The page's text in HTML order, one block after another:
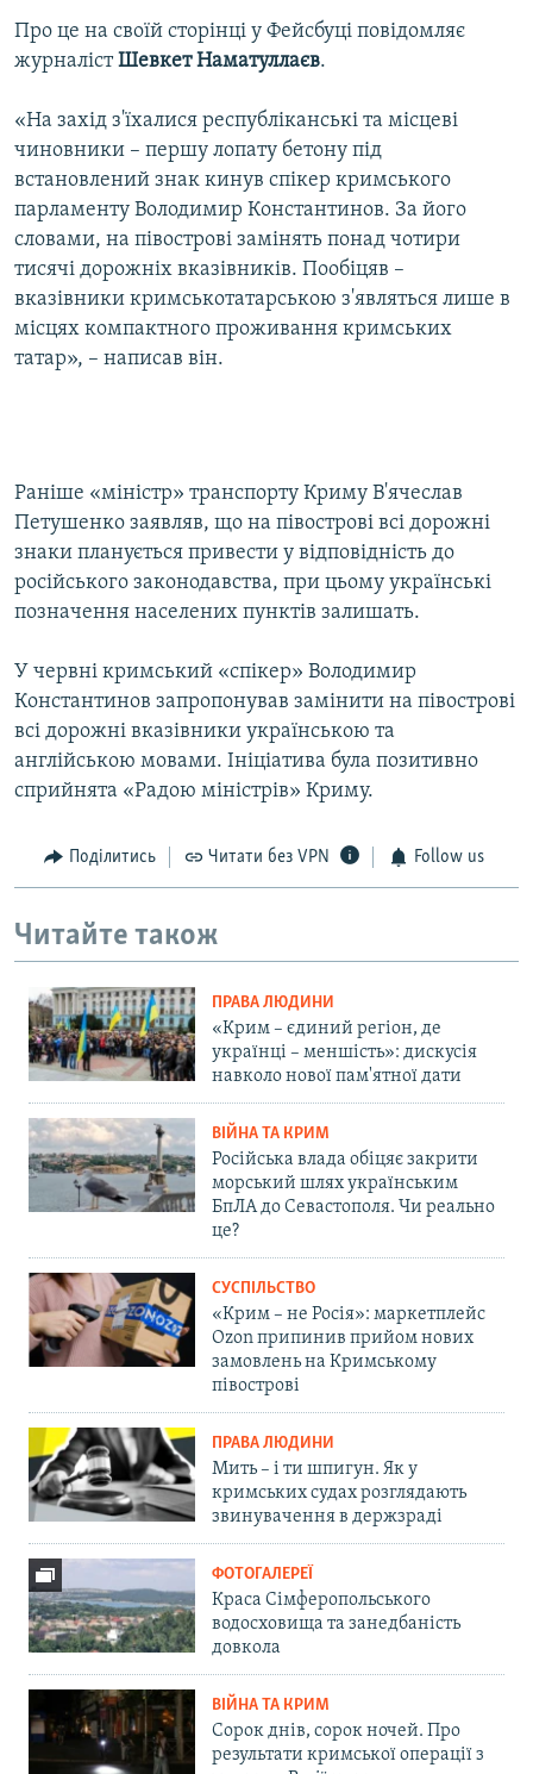
Про це на своїй сторінці у Фейсбуці повідомляє
журналістШевкет Наматуллаєв.
«На захід з'їхалися республіканські та місцеві
чиновники – першу лопату бетону під
встановлений знак кинув спікер кримського
парламенту Володимир Константинов. За його
словами, на півострові замінять понад чотири
тисячі дорожніх вказівників. Пообіцяв –
вказівники кримськотатарською з'являться лише в
місцях компактного проживання кримських
татар», – написав він.
Раніше «міністр» транспорту Криму В'ячеслав
Петушенко заявляв, що на півострові всі дорожні
знаки планується привести у відповідність до
російського законодавства, при цьому українські
позначення населених пунктів залишать.
У червні кримський «спікер» Володимир
Константинов запропонував замінити на півострові
всі дорожні вказівники українською та
англійською мовами. Ініціатива була позитивно
сприйнята «Радою міністрів» Криму.
Поділитись Читати без VPN Follow us
Читайте також
ПРАВА ЛЮДИНИ
«Крим – єдиний регіон, де
українці – меншість»: дискусія
навколо нової пам'ятної дати
ВІЙНА ТА КРИМ
Російська влада обіцяє закрити
морський шлях українським
БпЛА до Севастополя. Чи реально
це?
СУСПІЛЬСТВО
«Крим – не Росія»: маркетплейс
Ozon припинив прийом нових
замовлень на Кримському
півострові
ПРАВА ЛЮДИНИ
Мить – і ти шпигун. Як у
кримських судах розглядають
звинувачення в держзраді
ФОТОГАЛЕРЕЇ
Краса Сімферопольського
водосховища та занедбаність
довкола
ВІЙНА ТА КРИМ
Сорок днів, сорок ночей. Про
результати кримської операції з